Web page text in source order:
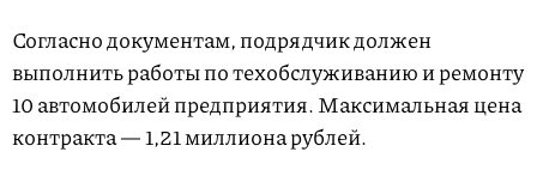
Согласно документам, подрядчик должен
выполнить работы по техобслуживанию и ремонту
10 автомобилей предприятия. Максимальная цена
контракта — 1,21 миллиона рублей.